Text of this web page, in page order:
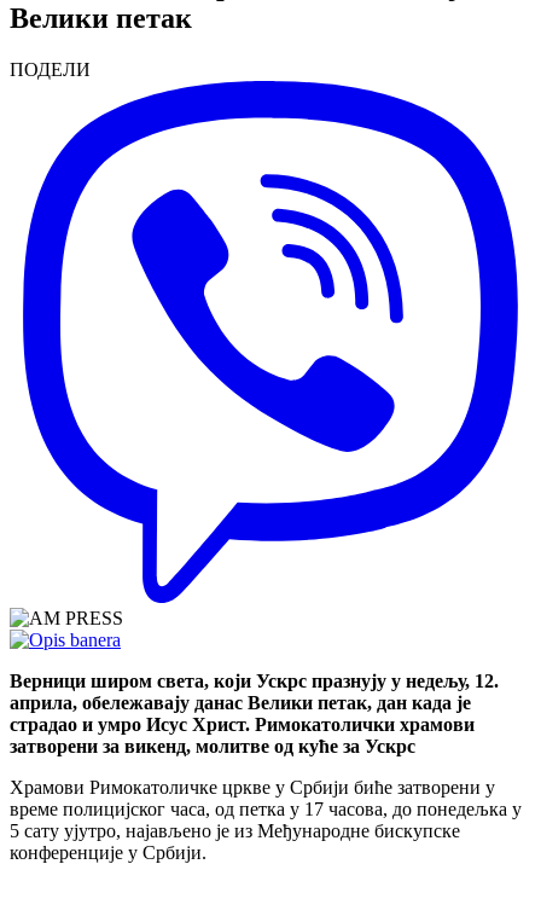
Велики петак
ПОДЕЛИ
Верници широм света, који Ускрс празнују у недељу, 12.
априла, обележавају данас Велики петак, дан када је
страдао и умро Исус Христ. Римокатолички храмови
затворени за викенд, молитве од куће за Ускрс
Храмови Римокатоличке цркве у Србији биће затворени у
време полицијског часа, од петка у 17 часова, до понедељка у
5 сату ујутро, најављено је из Међународне бискупске
конференције у Србији.